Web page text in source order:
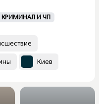
КРИМИНАЛ И ЧП
Киев